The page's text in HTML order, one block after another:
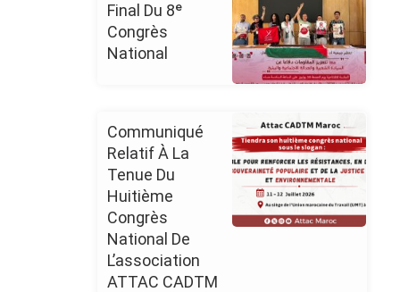
Final Du 8ᵉ
Congrès
National
Communiqué
Relatif À La
Tenue Du
Huitième
Congrès
National De
L’association
ATTAC CADTM